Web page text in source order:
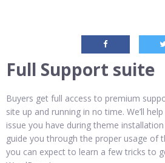
Full Support suite
Buyers get full access to premium
site up and running in no time. We’ll
issue you have during theme installation
guide you through the proper usage of
you can expect to learn a few tricks to